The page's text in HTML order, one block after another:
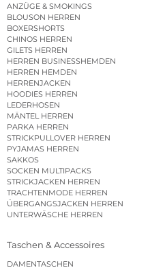
ANZÜGE & SMOKINGS
BLOUSON HERREN
BOXERSHORTS
CHINOS HERREN
GILETS HERREN
HERREN BUSINESSHEMDEN
HERREN HEMDEN
HERRENJACKEN
HOODIES HERREN
LEDERHOSEN
MÄNTEL HERREN
PARKA HERREN
STRICKPULLOVER HERREN
PYJAMAS HERREN
SAKKOS
SOCKEN MULTIPACKS
STRICKJACKEN HERREN
TRACHTENMODE HERREN
ÜBERGANGSJACKEN HERREN
UNTERWÄSCHE HERREN
Taschen & Accessoires
DAMENTASCHEN